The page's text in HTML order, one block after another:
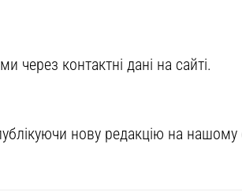
через контактні дані на сайті.
нову редакцію на